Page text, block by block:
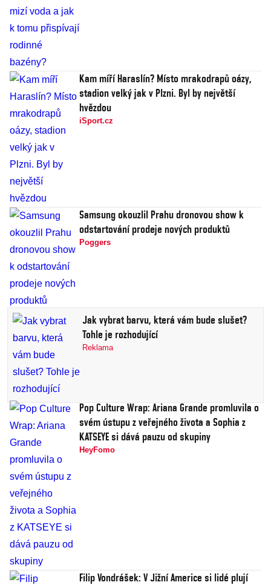
Kam míří Haraslín? Místo mrakodrapů oázy,
stadion velký jak v Plzni. Byl by největší
hvězdou
iSport.cz
Samsung okouzlil Prahu dronovou show k
odstartování prodeje nových produktů
Poggers
Jak vybrat barvu, která vám bude slušet?
Tohle je rozhodující
Reklama
Pop Culture Wrap: Ariana Grande promluvila o
svém ústupu z veřejného života a Sophia z
KATSEYE si dává pauzu od skupiny
HeyFomo
Filip Vondrášek: V Jižní Americe si lidé plují